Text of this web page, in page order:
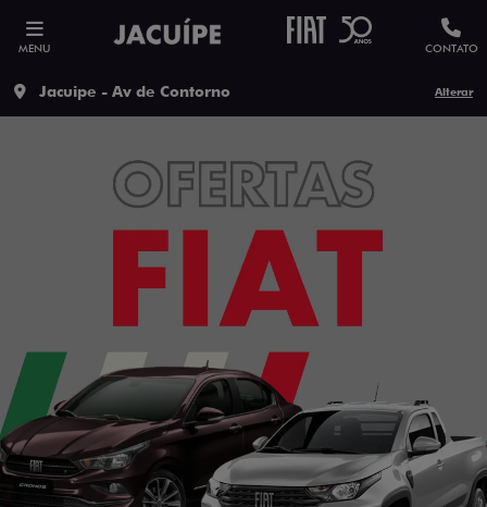
MENU CONTATO
Jacuipe - Av de Contorno Alterar